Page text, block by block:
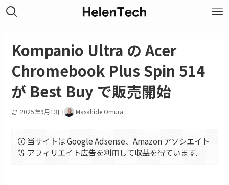
Kompanio Ultra の Acer
Chromebook Plus Spin 514
が Best Buy で販売開始
2025年9月13日 Masahide Omura
当サイトは Google Adsense、Amazon アソシエイト
等 アフィリエイト広告を利用して収益を得ています.